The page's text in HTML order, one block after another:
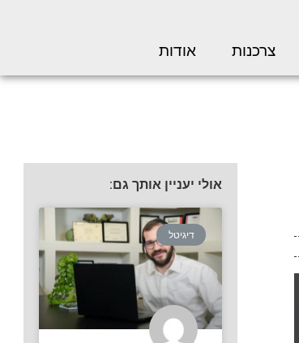
צרכנות אודות
אולי יעניין אותך גם:
דיגיטל